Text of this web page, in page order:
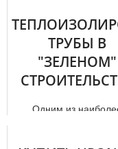
ТРУБЫ В
"ЗЕЛЕНОМ"
Одним из